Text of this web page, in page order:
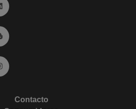
Ir a Linkedin (abre en ventana nueva)
Ir al Blog (abre en ventana nueva)
Ir a Instagram (abre en ventana nueva)
Contacto